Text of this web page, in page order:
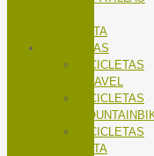
RUTA
BICICLETAS
BICICLETAS
GRAVEL
BICICLETAS
BICICLETAS
RUTA